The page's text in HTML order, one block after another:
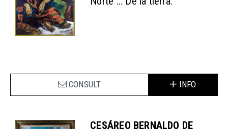
CONSULT INFO
CESÁREO BERNALDO DE